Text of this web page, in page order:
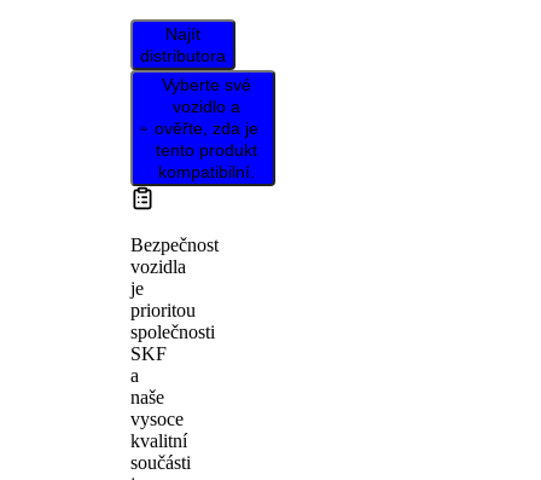
Najít
distributora
Vyberte své
vozidlo a
ověřte, zda je
tento produkt
kompatibilní.
Bezpečnost
vozidla
je
prioritou
společnosti
SKF
a
naše
vysoce
kvalitní
součásti